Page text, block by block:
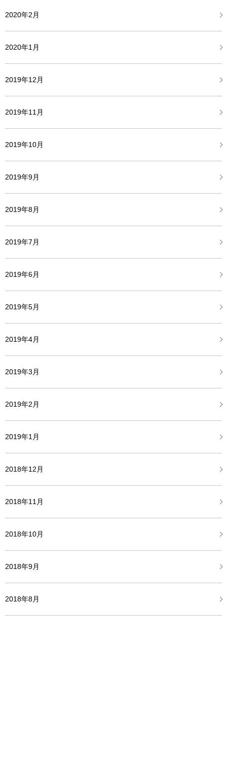
2020年2月
2020年1月
2019年12月
2019年11月
2019年10月
2019年9月
2019年8月
2019年7月
2019年6月
2019年5月
2019年4月
2019年3月
2019年2月
2019年1月
2018年12月
2018年11月
2018年10月
2018年9月
2018年8月